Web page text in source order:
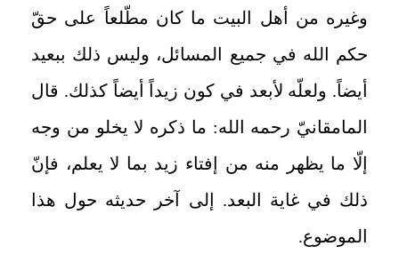
وغيره من أهل البيت ما كان مطّلعاً على حقّ
حكم الله في جميع المسائل، وليس ذلك ببعيد
أيضاً. ولعلّه لأبعد في كون زيداً أيضاً كذلك. قال
المامقانيّ رحمه الله: ما ذكره لا يخلو من وجه
إلّا ما يظهر منه من إفتاء زيد بما لا يعلم، فإنّ
ذلك في غاية البعد. إلى آخر حديثه حول هذا
الموضوع.